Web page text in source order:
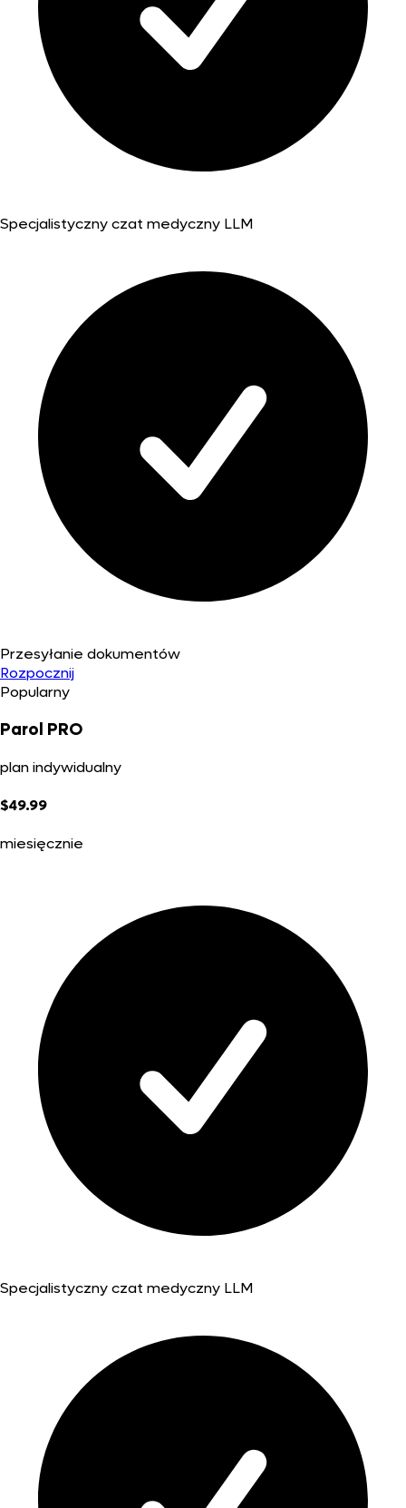
Specjalistyczny czat medyczny LLM
Przesyłanie dokumentów
Rozpocznij
Popularny
Parol PRO
plan indywidualny
$49.99
miesięcznie
Specjalistyczny czat medyczny LLM